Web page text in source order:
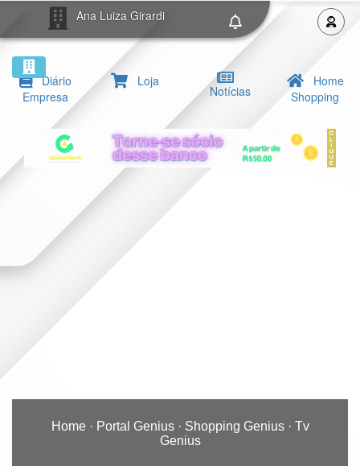
Ana Luiza Girardi
Diário
Empresa
Loja
Notícias
Home
Shopping
Home· Portal Genius· Shopping Genius· Tv
Genius